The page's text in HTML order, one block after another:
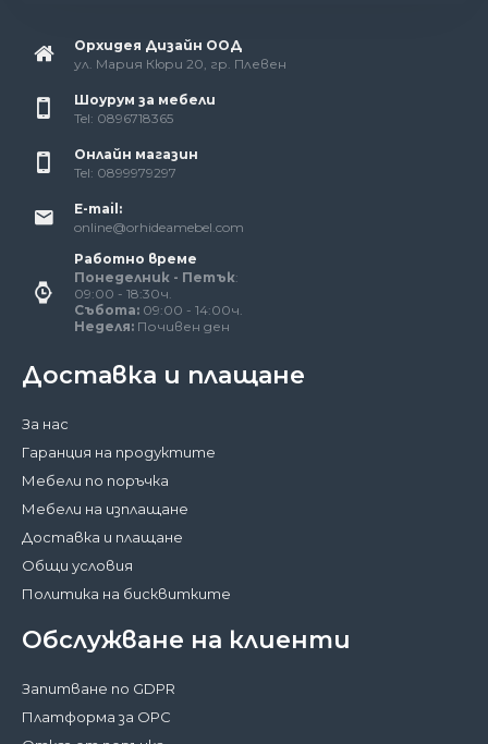
Орхидея Дизайн ООД
ул. Мария Кюри 20, гр. Плевен
Шоурум за мебели
Tel: 0896718365
Онлайн магазин
Tel: 0899979297
E-mail:
online@orhideamebel.com
Работно време
Понеделник - Петък:
09:00 - 18:30ч.
Събота: 09:00 - 14:00ч.
Неделя: Почивен ден
Доставка и плащане
За нас
Гаранция на продуктите
Мебели по поръчка
Мебели на изплащане
Доставка и плащане
Общи условия
Политика на бисквитките
Обслужване на клиенти
Запитване по GDPR
Платформа за ОРС